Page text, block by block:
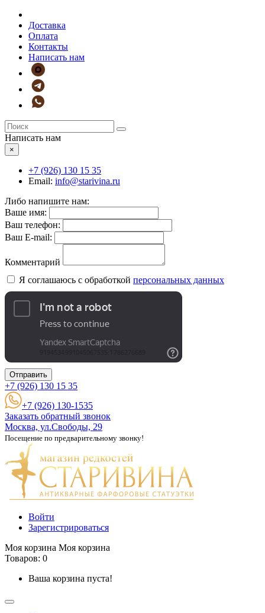
Доставка
Оплата
Контакты
Написать нам
Написать нам
×
+7 (926) 130 15 35
Email: info@starivina.ru
Либо напишите нам:
Ваше имя:
Ваш телефон:
Ваш E-mail:
Комментарий
Я соглашаюсь с обработкой персональных данных
Отправить
+7 (926) 130 15 35
+7 (926) 130-1535
Заказать обратный звонок
Москва, ул.Свободы, 29
Посещение по предварительному звонку!
Войти
Зарегистрироваться
Моя корзина Моя корзина
Товаров: 0
Ваша корзина пуста!